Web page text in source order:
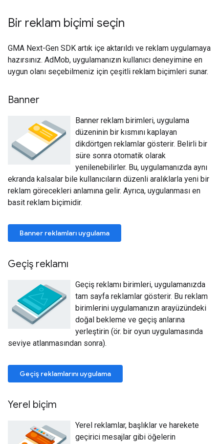
Bir reklam biçimi seçin
GMA Next-Gen SDK artık içe aktarıldı ve reklam uygulamaya
hazırsınız. AdMob, uygulamanızın kullanıcı deneyimine en
uygun olanı seçebilmeniz için çeşitli reklam biçimleri sunar.
Banner
Banner reklam birimleri, uygulama
düzeninin bir kısmını kaplayan
dikdörtgen reklamlar gösterir. Belirli bir
süre sonra otomatik olarak
yenilenebilirler. Bu, uygulamanızda aynı
ekranda kalsalar bile kullanıcıların düzenli aralıklarla yeni bir
reklam görecekleri anlamına gelir. Ayrıca, uygulanması en
basit reklam biçimidir.
Banner reklamları uygulama
Geçiş reklamı
Geçiş reklamı birimleri, uygulamanızda
tam sayfa reklamlar gösterir. Bu reklam
birimlerini uygulamanızın arayüzündeki
doğal bekleme ve geçiş anlarına
yerleştirin (ör. bir oyun uygulamasında
seviye atlanmasından sonra).
Geçiş reklamlarını uygulama
Yerel biçim
Yerel reklamlar, başlıklar ve harekete
geçirici mesajlar gibi öğelerin